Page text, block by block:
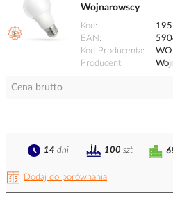
Wojnarowscy
Kod
EAN
Kod Producenta
Producent
Cena brutto
Dodaj do porównania
14 dni 100 szt